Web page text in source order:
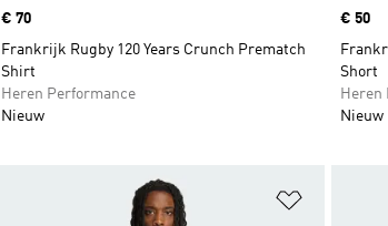
Price
€ 70
Frankrijk Rugby 120 Years Crunch Prematch
Shirt
Heren Performance
Nieuw
Price
€ 50
Short
Heren
Nieuw